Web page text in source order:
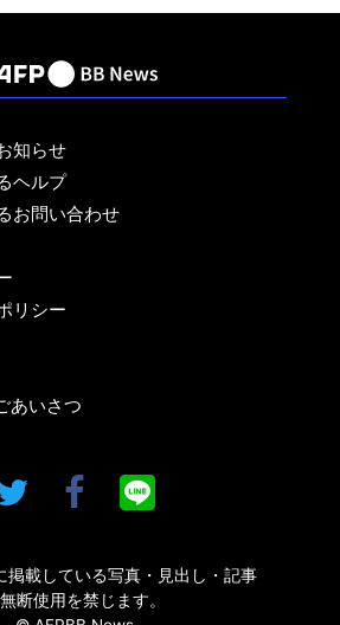
知らせ
ヘルプ
お問い合わせ
リシー
あいさつ
掲載している写真・見出し・記事
断使用を禁じます。